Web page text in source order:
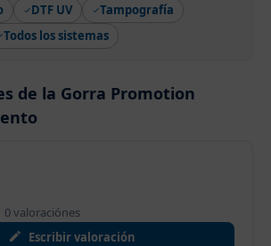
DTF UV
Tampografía
Todos los sistemas
de la Gorra Promotion
0 valoraciónes
Escribir valoración